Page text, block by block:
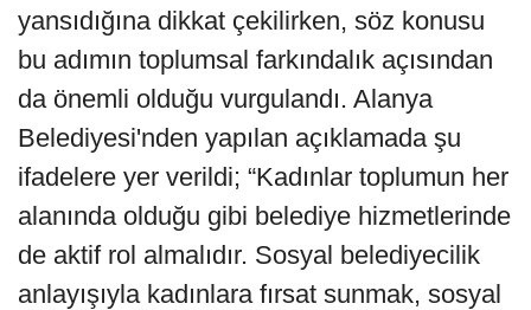
yansıdığına dikkat çekilirken, söz konusu
bu adımın toplumsal farkındalık açısından
da önemli olduğu vurgulandı. Alanya
Belediyesi'nden yapılan açıklamada şu
ifadelere yer verildi; “Kadınlar toplumun her
alanında olduğu gibi belediye hizmetlerinde
de aktif rol almalıdır. Sosyal belediyecilik
anlayışıyla kadınlara fırsat sunmak, sosyal